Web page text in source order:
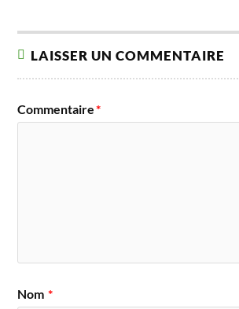
LAISSER UN COMMENTAIRE
Commentaire*
Nom *